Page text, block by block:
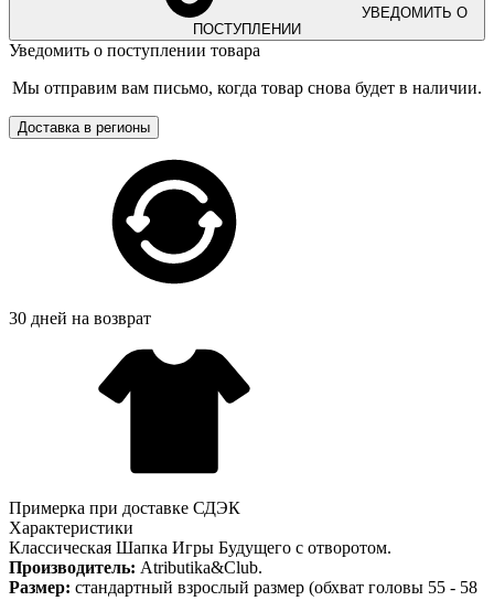
УВЕДОМИТЬ О
ПОСТУПЛЕНИИ
Уведомить о поступлении товара
Мы отправим вам письмо, когда товар снова будет в наличии.
Доставка в регионы
30 дней на возврат
Примерка при доставке СДЭК
Характеристики
Классическая Шапка Игры Будущего с отворотом.
Производитель: Atributika&Club.
Размер: стандартный взрослый размер (обхват головы 55 - 58